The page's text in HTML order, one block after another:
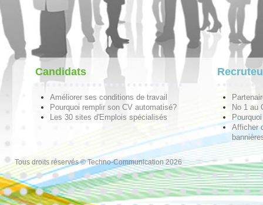
Candidats
Améliorer ses conditions de travail
Pourquoi remplir son CV automatisé?
Les 30 sites d'Emplois spécialisés
No 1 au
Afficher
Tous droits réservés © Techno-Communication 2026